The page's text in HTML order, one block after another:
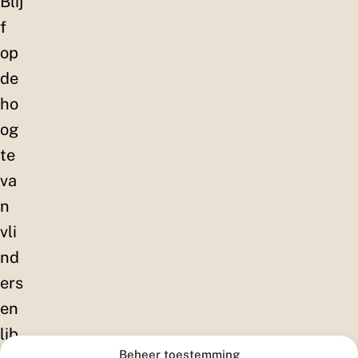
Beheer toestemming
f
op
de
ho
og
te
va
n
vli
nd
ers
en
lib